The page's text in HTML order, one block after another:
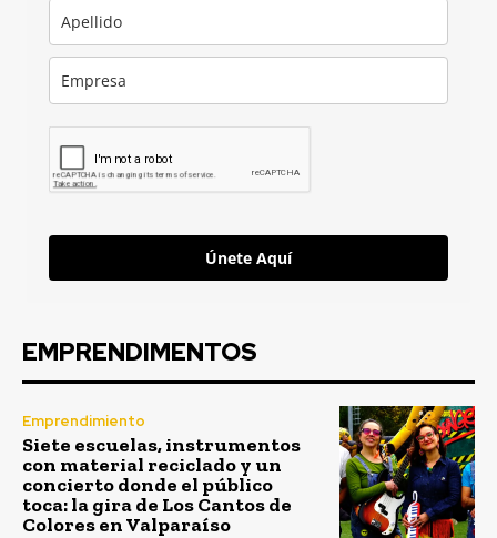
Únete Aquí
EMPRENDIMENTOS
Emprendimiento
Siete escuelas, instrumentos
con material reciclado y un
concierto donde el público
toca: la gira de Los Cantos de
Colores en Valparaíso